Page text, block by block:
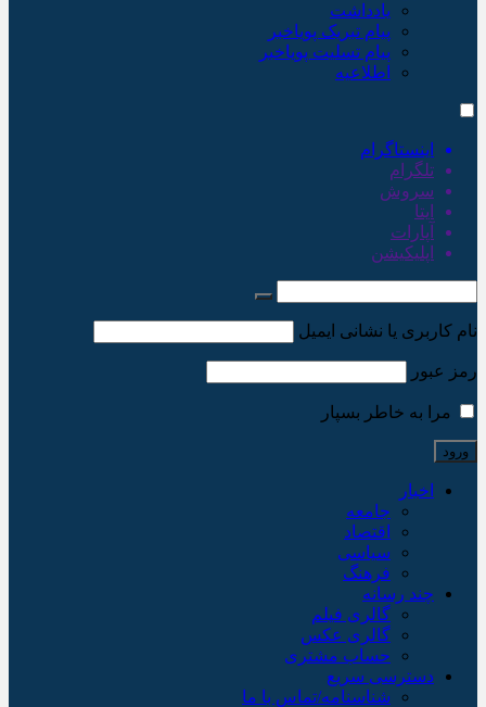
یادداشت
پیام تبریک پویاخبر
پیام تسلیت پویاخبر
اطلاعیه
اینستاگرام
تلگرام
سروش
ایتا
آپارات
اپلیکیشن
نام کاربری یا نشانی ایمیل
رمز عبور
مرا به خاطر بسپار
اخبار
جامعه
اقتصاد
سیاسی
فرهنگ
چند رسانه
گالری فیلم
گالری عکس
حساب مشتری
دسترسی سریع
شناسنامه/تماس با ما